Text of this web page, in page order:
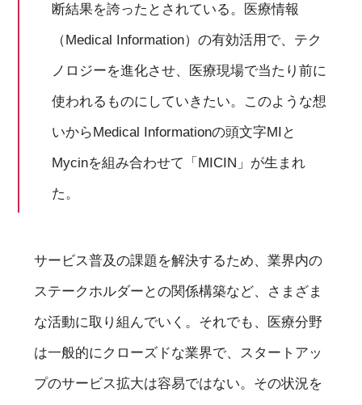
断結果を誇ったとされている。医療情報
（Medical Information）の有効活用で、テク
ノロジーを進化させ、医療現場で当たり前に
使われるものにしていきたい。このような想
いからMedical Informationの頭文字MIと
Mycinを組み合わせて「MICIN」が生まれ
た。
サービス普及の課題を解決するため、業界内の
ステークホルダーとの関係構築など、さまざま
な活動に取り組んでいく。それでも、医療分野
は一般的にクローズドな業界で、スタートアッ
プのサービス拡大は容易ではない。その状況を